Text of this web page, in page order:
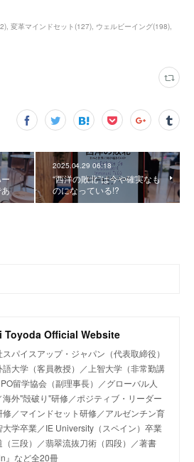
) 変革マインドセット(127) ウェルビーイング(198)
2025.04.29 06:18
“西洋の敗北”は今や確実なも
のになっている!?
Toyoda Official Website
パイスアップ・ジャパン（代表取締役）
語大学（客員教授）／上智大学（非常勤講
留学協会（副理事長）／グローバル人
海外"殻破り"研修／ポジティブ・リーダー
修／マインドセット研修／アルゼンチン育
大学卒業／IE University（スペイン）卒業
（三段）／翡翠流抜刀術（四段）／著書
』など全20冊